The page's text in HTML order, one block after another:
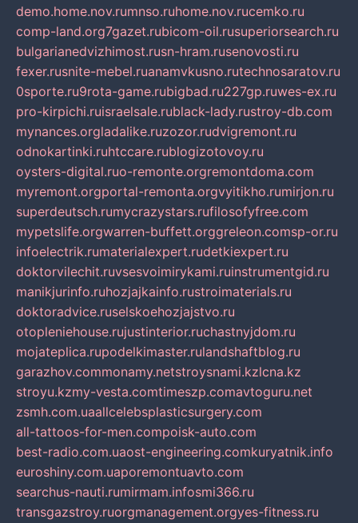
demo.home.nov.rumnso.ruhome.nov.rucemko.ru
comp-land.org7gazet.rubicom-oil.rusuperiorsearch.ru
bulgarianedvizhimost.rusn-hram.rusenovosti.ru
fexer.rusnite-mebel.ruanamvkusno.rutechnosaratov.ru
0sporte.ru9rota-game.rubigbad.ru227gp.ruwes-ex.ru
pro-kirpichi.ruisraelsale.rublack-lady.rustroy-db.com
mynances.orgladalike.ruzozor.rudvigremont.ru
odnokartinki.ruhtccare.rublogizotovoy.ru
oysters-digital.ruo-remonte.orgremontdoma.com
myremont.orgportal-remonta.orgvyitikho.rumirjon.ru
superdeutsch.rumycrazystars.rufilosofyfree.com
mypetslife.orgwarren-buffett.orggreleon.comsp-or.ru
infoelectrik.rumaterialexpert.rudetkiexpert.ru
doktorvilechit.ruvsesvoimirykami.ruinstrumentgid.ru
manikjurinfo.ruhozjajkainfo.rustroimaterials.ru
doktoradvice.ruselskoehozjajstvo.ru
otopleniehouse.rujustinterior.ruchastnyjdom.ru
mojateplica.rupodelkimaster.rulandshaftblog.ru
garazhov.commonamy.netstroysnami.kzlcna.kz
stroyu.kzmy-vesta.comtimeszp.comavtoguru.net
zsmh.com.uaallcelebsplasticsurgery.com
all-tattoos-for-men.compoisk-auto.com
best-radio.com.uaost-engineering.comkuryatnik.info
euroshiny.com.uaporemontuavto.com
searchus-nauti.rumirmam.infosmi366.ru
transgazstroy.ruorgmanagement.orgyes-fitness.ru